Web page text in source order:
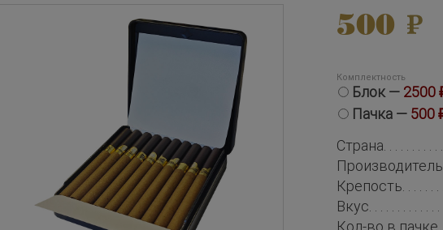
500
Комплектность
Блок — 2500
Пачка — 500
Страна
Производитель
Крепость
Вкус